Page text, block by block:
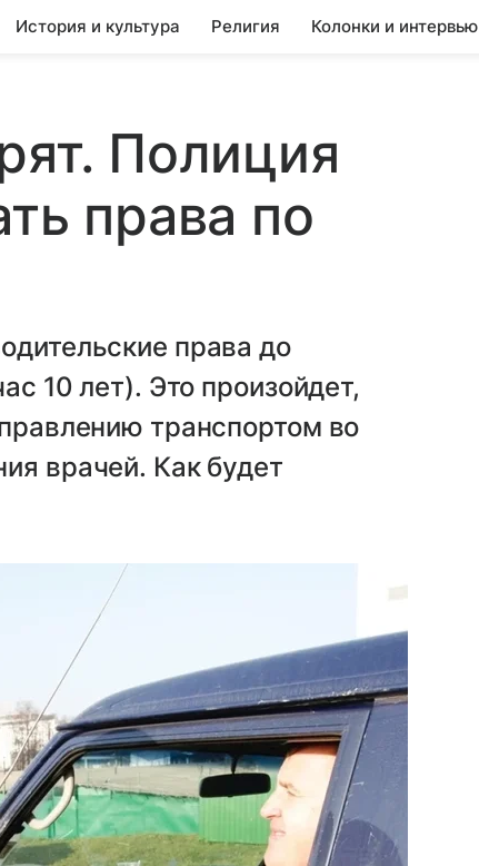
История и культура Религия Колонки и интервью
Полиция
права по
права до
10 лет). Это произойдет,
транспортом во
врачей. Как будет